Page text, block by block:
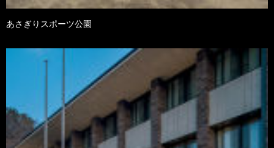
あさぎりスポーツ公園